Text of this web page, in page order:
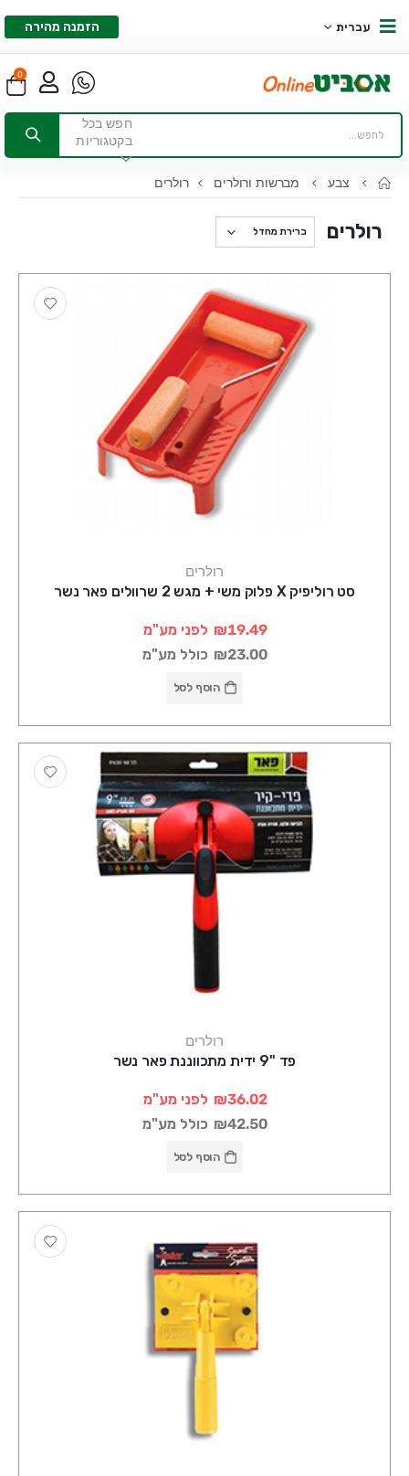
עברית הזמנה מהירה
0
חפש בכל
בקטגוריות
צבע מברשות ורולרים רולרים
רולרים
רולרים
סט רוליפיק X פלוק משי + מגש 2 שרוולים פאר נשר
₪19.49 לפני מע"מ
₪23.00 כולל מע"מ
הוסף לסל
רולרים
פד "9 ידית מתכווננת פאר נשר
₪36.02 לפני מע"מ
₪42.50 כולל מע"מ
הוסף לסל